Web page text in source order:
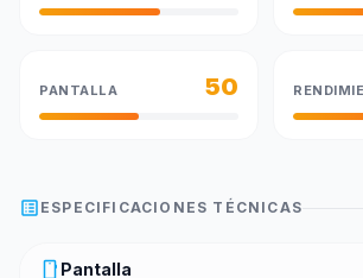
PANTALLA 50
list_alt ESPECIFICACIONES TÉCNICAS
smartphone Pantalla